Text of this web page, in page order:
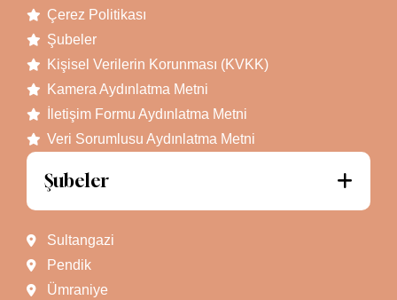
Çerez Politikası
Şubeler
Kişisel Verilerin Korunması (KVKK)
Kamera Aydınlatma Metni
İletişim Formu Aydınlatma Metni
Veri Sorumlusu Aydınlatma Metni
Şubeler
Sultangazi
Pendik
Ümraniye